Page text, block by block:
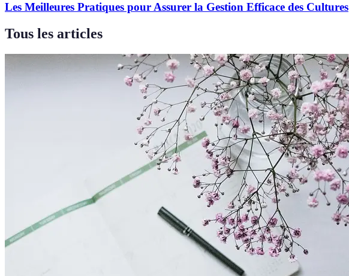
Les Meilleures Pratiques pour Assurer la Gestion Efficace des Cultures
Tous les articles